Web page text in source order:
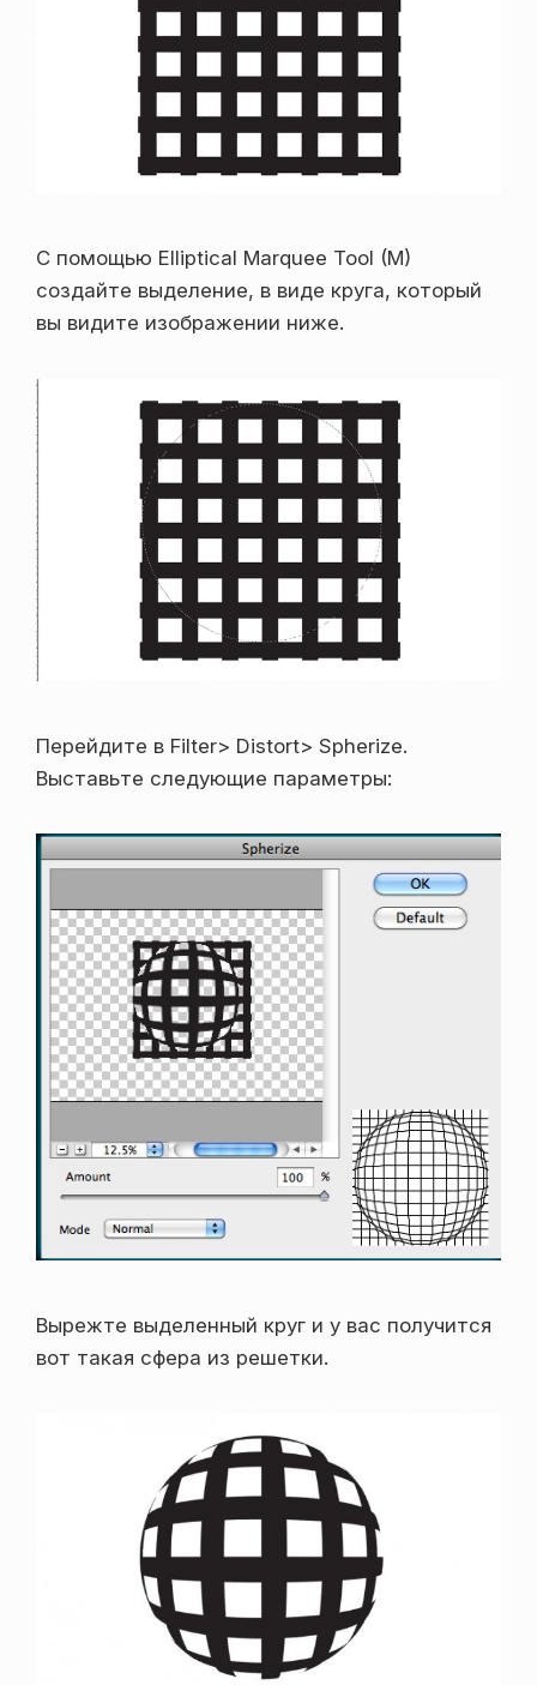
С помощью Elliptical Marquee Tool (M)
создайте выделение, в виде круга, который
вы видите изображении ниже.
Перейдите в Filter> Distort> Spherize.
Выставьте следующие параметры:
Вырежте выделенный круг и у вас получится
вот такая сфера из решетки.